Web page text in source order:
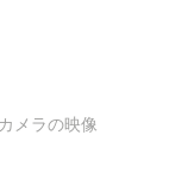
メラの映像